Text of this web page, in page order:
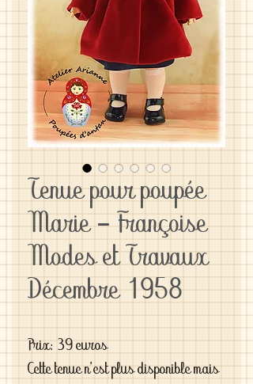
Tenue pour poupée
Marie - Françoise
Modes et Travaux
Décembre 1958
Prix: 39 euros
Cette tenue n'est plus disponible mais